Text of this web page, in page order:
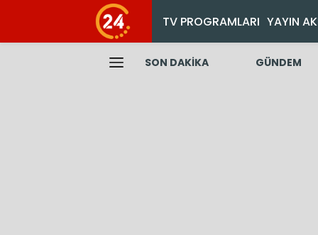
TV PROGRAMLARI YAYIN
SON DAKİKA GÜNDEM